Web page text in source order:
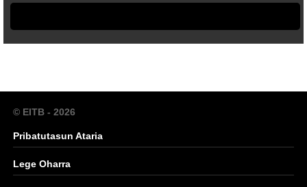
© EITB - 2026
Pribatutasun Ataria
Lege Oharra